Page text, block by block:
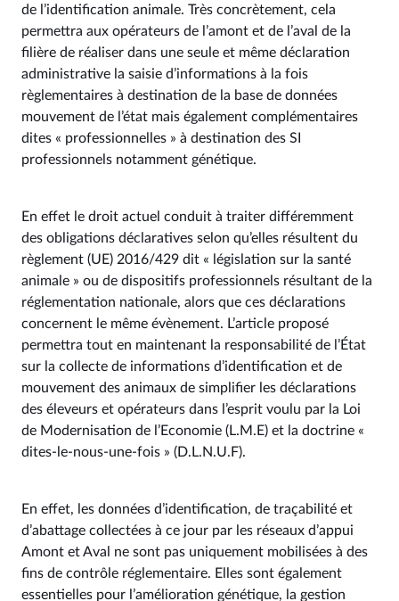
de l’identification animale. Très concrètement, cela
permettra aux opérateurs de l’amont et de l’aval de la
filière de réaliser dans une seule et même déclaration
administrative la saisie d’informations à la fois
règlementaires à destination de la base de données
mouvement de l’état mais également complémentaires
dites « professionnelles » à destination des SI
professionnels notamment génétique.
En effet le droit actuel conduit à traiter différemment
des obligations déclaratives selon qu’elles résultent du
règlement (UE) 2016/429 dit « législation sur la santé
animale » ou de dispositifs professionnels résultant de la
réglementation nationale, alors que ces déclarations
concernent le même évènement. L’article proposé
permettra tout en maintenant la responsabilité de l’État
sur la collecte de informations d’identification et de
mouvement des animaux de simplifier les déclarations
des éleveurs et opérateurs dans l’esprit voulu par la Loi
de Modernisation de l’Economie (L.M.E) et la doctrine «
dites-le-nous-une-fois » (D.L.N.U.F).
En effet, les données d’identification, de traçabilité et
d’abattage collectées à ce jour par les réseaux d’appui
Amont et Aval ne sont pas uniquement mobilisées à des
fins de contrôle réglementaire. Elles sont également
essentielles pour l’amélioration génétique, la gestion